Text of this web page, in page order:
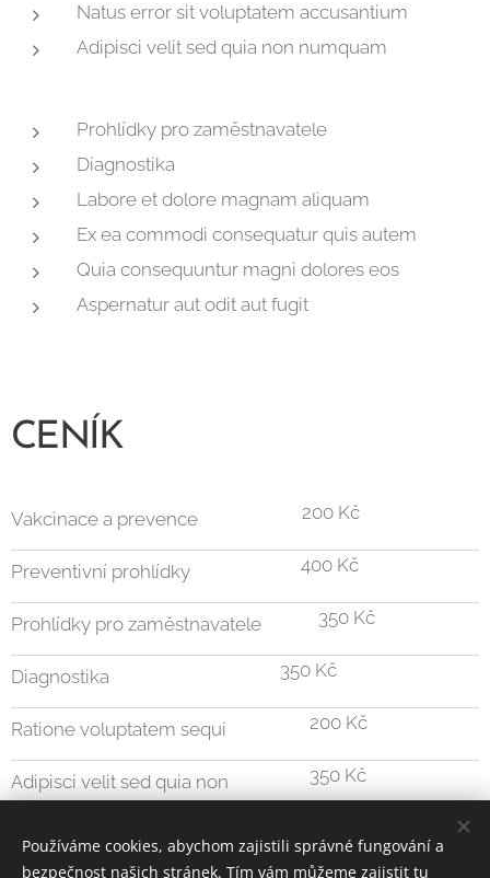
Natus error sit voluptatem accusantium
Adipisci velit sed quia non numquam
Prohlídky pro zaměstnavatele
Diagnostika
Labore et dolore magnam aliquam
Ex ea commodi consequatur quis autem
Quia consequuntur magni dolores eos
Aspernatur aut odit aut fugit
CENÍK
Vakcinace a prevence 200 Kč
Preventivní prohlídky 400 Kč
Prohlídky pro zaměstnavatele 350 Kč
Diagnostika 350 Kč
Ratione voluptatem sequi 200 Kč
Adipisci velit sed quia non 350 Kč
Veniam quis nostrum exercitationem
Používáme cookies, abychom zajistili správné fungování a
bezpečnost našich stránek. Tím vám můžeme zajistit tu